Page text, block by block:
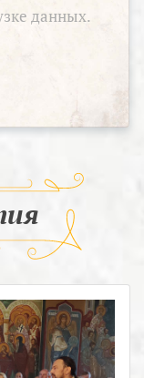
данных.